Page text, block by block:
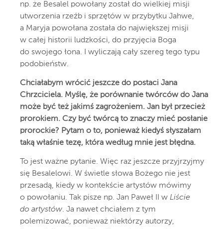
np. że Besalel powołany został do wielkiej misji
utworzenia rzeźb i sprzętów w przybytku Jahwe,
a Maryja powołana została do największej misji
w całej historii ludzkości, do przyjęcia Boga
do swojego łona. I wyliczają cały szereg tego typu
podobieństw.
Chciałabym wrócić jeszcze do postaci Jana
Chrzciciela. Myślę, że porównanie twórców do Jana
może być też jakimś zagrożeniem. Jan był przecież
prorokiem. Czy być twórcą to znaczy mieć posłanie
prorockie? Pytam o to, ponieważ kiedyś słyszałam
taką właśnie tezę, która według mnie jest błędna.
To jest ważne pytanie. Więc raz jeszcze przyjrzyjmy
się Besalelowi. W świetle słowa Bożego nie jest
przesadą, kiedy w kontekście artystów mówimy
o powołaniu. Tak pisze np. Jan Paweł II w Liście
do artystów. Ja nawet chciałem z tym
polemizować, ponieważ niektórzy autorzy,